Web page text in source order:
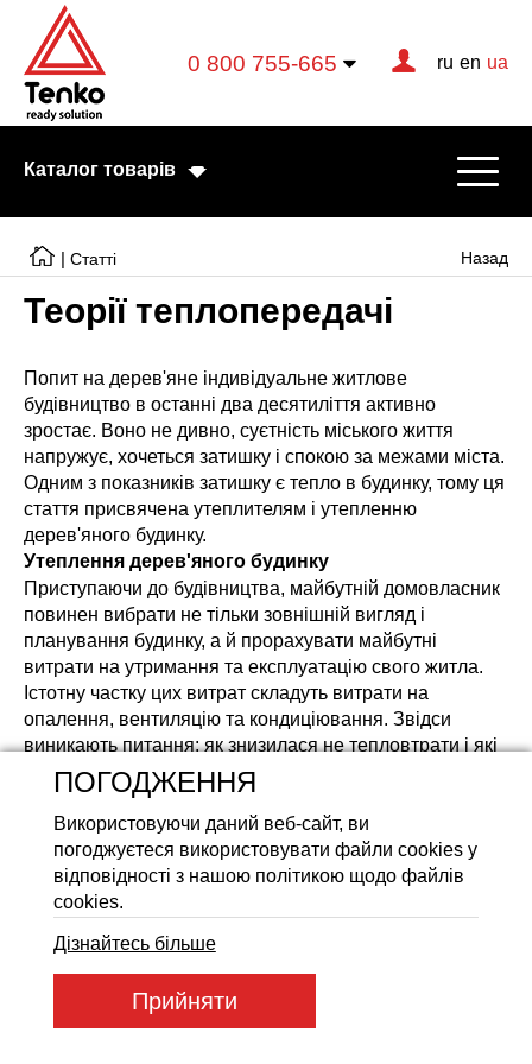
0 800 755-665 ru en ua
Каталог товарів
Електричні котли
Електричні тени
Конвектори
Тепловентилятори
Готові рішення
Акумуляторні батареї
Назад
| Статті
Теорії теплопередачі
Попит на дерев'яне індивідуальне житлове
будівництво в останні два десятиліття активно
зростає. Воно не дивно, суєтність міського життя
напружує, хочеться затишку і спокою за межами міста.
Одним з показників затишку є тепло в будинку, тому ця
стаття присвячена утеплителям і утепленню
дерев'яного будинку.
Утеплення дерев'яного будинку
Приступаючи до будівництва, майбутній домовласник
повинен вибрати не тільки зовнішній вигляд і
планування будинку, а й прорахувати майбутні
витрати на утримання та експлуатацію свого житла.
Істотну частку цих витрат складуть витрати на
опалення, вентиляцію та кондиціювання. Звідси
виникають питання: як знизилася не тепловтрати і які
матеріали вибрати як утеплювач?
Яким чином знизити тепловтрати?
Кращим помічником в цьому питанні будуть знання
про процеси переносу вологи і тепла в будинку.
Користуючись цими знаннями можна вибрати
оптимальні матеріали для утеплення, правильно
розмістити шари теплової, парової та гідроізоляції,
і відсирівання.
ПОГОДЖЕННЯ
Використовуючи даний веб-сайт, ви
погоджуєтеся використовувати файли cookies у
відповідності з нашою політикою щодо файлів
cookies.
Дізнайтесь більше
Прийняти